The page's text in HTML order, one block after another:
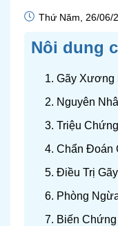
Thứ Năm, 26/06/
Nôi dung
1. Gãy Xương
2. Nguyên
3. Triệu
4. Chẩn Đoán
5. Điều Trị
6. Phòng
7. Biến